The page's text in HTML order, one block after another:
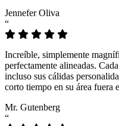
Jennefer Oliva
“
Increíble, simplemente
perfectamente alineadas.
incluso sus cálidas
corto tiempo en su área fuera
Mr. Gutenberg
“